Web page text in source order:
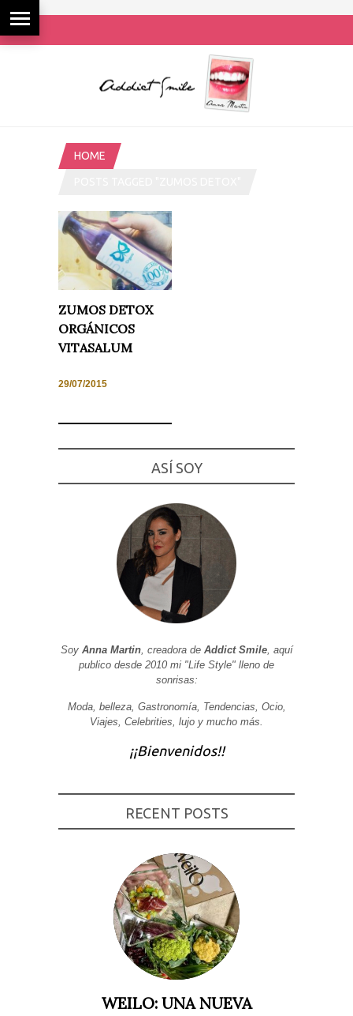
HOME
ZUMOS DETOX
ORGÁNICOS
VITASALUM
29/07/2015
ASÍ SOY
Soy Anna Martin, creadora de Addict Smile, aquí
publico desde 2010 mi "Life Style" lleno de
sonrisas:
Moda, belleza, Gastronomía, Tendencias, Ocio,
Viajes, Celebrities, lujo y mucho más.
¡¡Bienvenidos!!
RECENT POSTS
WEILO: UNA NUEVA
cookies no
base a cómo
visita. Si
algunas